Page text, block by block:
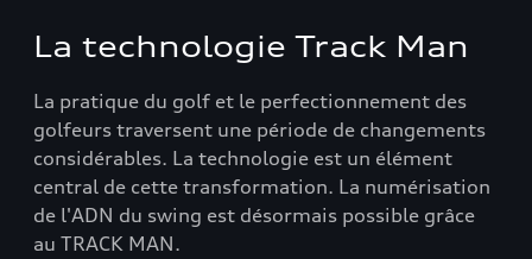
La technologie Track Man
La pratique du golf et le perfectionnement des
golfeurs traversent une période de changements
considérables. La technologie est un élément
central de cette transformation. La numérisation
de l'ADN du swing est désormais possible grâce
au TRACK MAN.